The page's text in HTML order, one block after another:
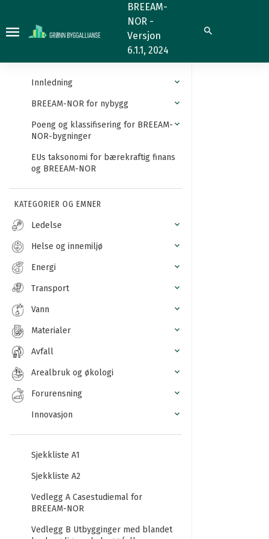
BREEAM-
NOR -
Versjon
6.1.1, 2024
Søk
Innledning
BREEAM-NOR for nybygg
Poeng og klassifisering for BREEAM-
NOR-bygninger
EUs taksonomi for bærekraftig finans
og BREEAM-NOR
KATEGORIER OG EMNER
Ledelse
Helse og innemiljø
Energi
Transport
Vann
Materialer
Avfall
Arealbruk og økologi
Forurensning
Innovasjon
Sjekkliste A1
Sjekkliste A2
Vedlegg A Casestudiemal for
BREEAM-NOR
Vedlegg B Utbygginger med blandet